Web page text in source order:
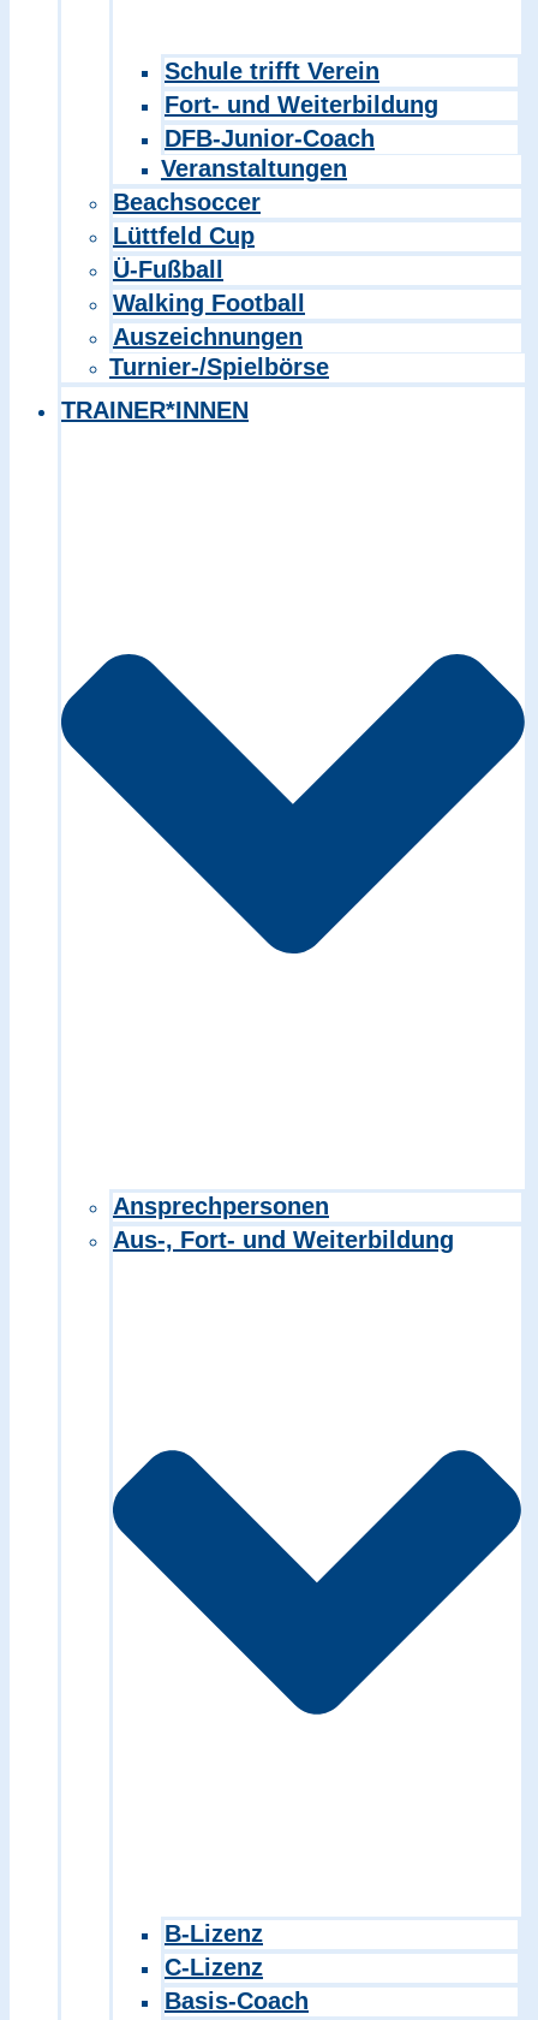
Schule trifft Verein
Fort- und Weiterbildung
DFB-Junior-Coach
Veranstaltungen
Beachsoccer
Lüttfeld Cup
Ü-Fußball
Walking Football
Auszeichnungen
Turnier-/Spielbörse
TRAINER*INNEN
Ansprechpersonen
Aus-, Fort- und Weiterbildung
B-Lizenz
C-Lizenz
Basis-Coach